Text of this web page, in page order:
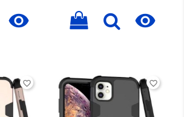
 
favorite_border favorite_border